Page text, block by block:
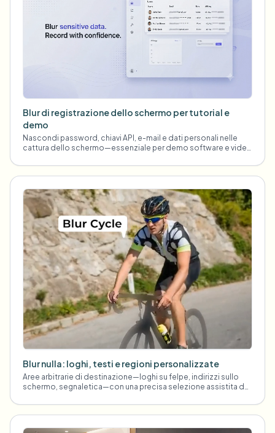
Blur di registrazione dello schermo per tutorial e
demo
Nascondi password, chiavi API, e-mail e dati personali nelle
cattura dello schermo—essenziale per demo software e video
Blur nulla: loghi, testi e regioni personalizzate
Aree arbitrarie di destinazione—loghi su felpe, indirizzi sullo
schermo, segnaletica—con una precisa selezione assistita da